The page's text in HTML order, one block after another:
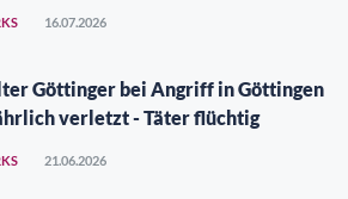
16.07.2026
Göttinger bei Angriff in Göttingen
verletzt - Täter flüchtig
21.06.2026